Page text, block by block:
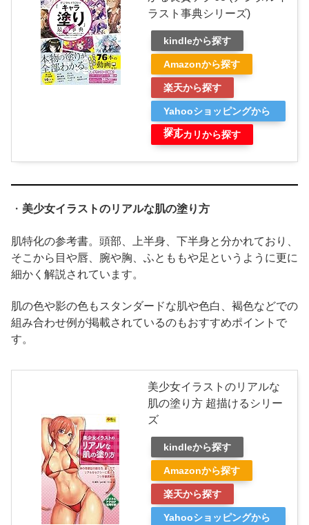
ラスト事典シリーズ)
kindleから探す
Amazonから探す
楽天から探す
Yahooショッピングから
探す
メルカリから探す
・ 美少女イラストのリアルな肌の塗り方
肌特化の参考書。頭部、上半身、下半身と分かれており、
そこから目や唇、腕や胸、ふとももや足というように更に
細かく解説されています。
肌の色や影の色もスタンダードな肌や色白、褐色などでの
組み合わせ例が掲載されているのもおすすめポイントで
す。
美少女イラストのリアルな
肌の塗り方 超描けるシリー
ズ
kindleから探す
Amazonから探す
楽天から探す
Yahooショッピングから